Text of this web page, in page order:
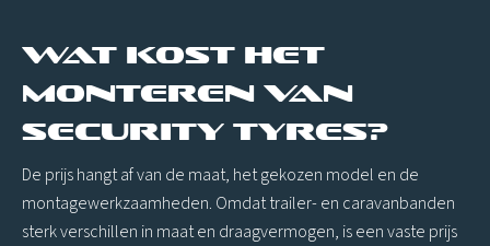
Wat kost het
monteren van
Security Tyres?
De prijs hangt af van de maat, het gekozen model en de
montagewerkzaamheden. Omdat trailer- en caravanbanden
sterk verschillen in maat en draagvermogen, is een vaste prijs